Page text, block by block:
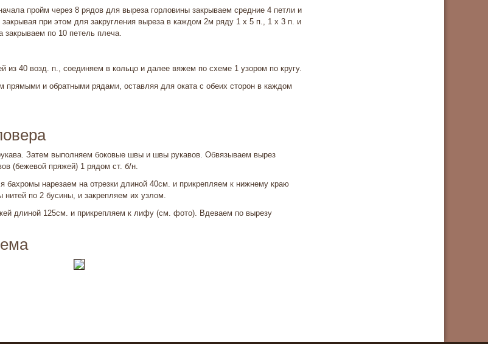
пройм че­рез 8 рядов для вы­реза горловины закрываем сред­ние 4 петли и
при этом для закру­гления выреза в каждом 2м ряду 1 х 5 п., 1 х 3 п. и
по 10 петель плеча.
из 40 возд. п., со­единяем в кольцо и далее вяжем по схеме 1 узором по кругу.
прямыми и обратными рядами, оставляя для оката с обеих сторон в каждом
Затем выполняем боковые швы и швы рукавов. Обвязываем вырез
(бежевой пряжей) 1 рядом ст. б/н.
нарезаем на отрез­ки длиной 40см. и прикрепляем к нижнему краю
по 2 бусины, и закрепляем их узлом.
длиной 125см. и при­крепляем к лифу (см. фото). Вдеваем по вырезу